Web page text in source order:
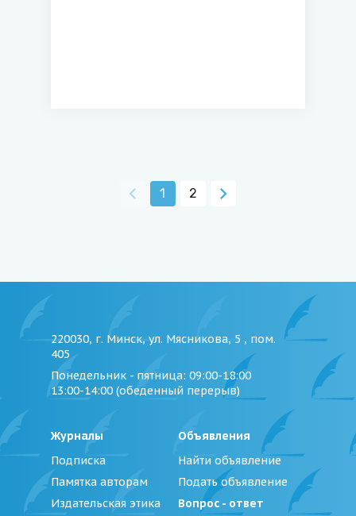
1 2
220030, г. Минск, ул. Мясникова, 5 , пом.
405
Понедельник - пятница: 09:00-18:00
13:00-14:00 (обеденный перерыв)
Журналы
Подписка
Памятка авторам
Издательская этика
Объявления
Найти объявление
Подать объявление
Вопрос - ответ